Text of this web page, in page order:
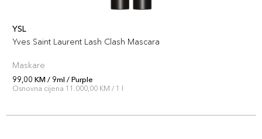
YSL
Yves Saint Laurent Lash Clash Mascara
Maskare
99,00 KM / 9ml / Purple
Osnovna cijena 11.000,00 KM / 1 l